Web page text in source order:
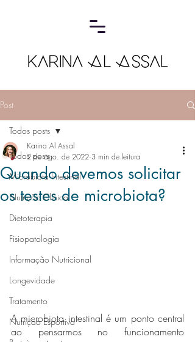
Post
Todos posts
Microbiota Intestinal
Nutrição Clínica
Dietoterapia
Fisiopatologia
Informação Nutricional
Longevidade
Tratamento
Nutrição Esportiva
Todos posts
Quando devemos solicitar
os testes de microbiota?
Karina Al Assal
2 de ago. de 2022 3 min de leitura
A microbiota intestinal é um ponto central
ao pensarmos no funcionamento